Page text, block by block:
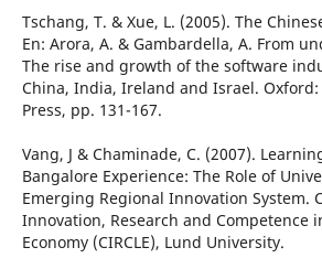
Tschang, T. & Xue, L. (2005). The
En: Arora, A. & Gambardella, A. From
The rise and growth of the software
China, India, Ireland and Israel.
Press, pp. 131-167.
Vang, J & Chaminade, C. (2007).
Bangalore Experience: The Role of
Emerging Regional Innovation System.
Innovation, Research and Competence
Economy (CIRCLE), Lund University.